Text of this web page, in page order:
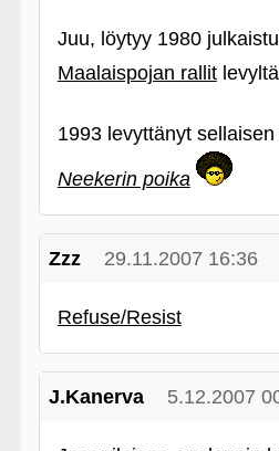
Juu, löytyy 1980
Maalaispojan rallit
1993 levyttänyt sellaisen
Neekerin poika
Zzz 29.11.2007 16:36
Refuse/Resist
J.Kanerva 5.12.2007